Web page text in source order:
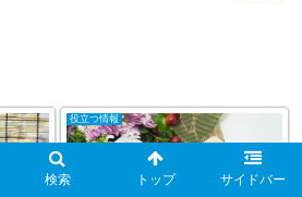
役立つ情報
検索 トップ サイドバー